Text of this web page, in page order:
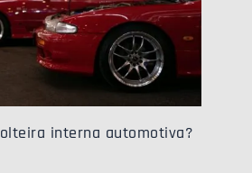
interna automotiva?